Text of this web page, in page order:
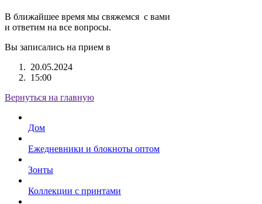
В ближайшее время мы свяжемся с вами
и ответим на все вопросы.
Вы записались на прием в
20.05.2024
15:00
Вернуться на главную
Дом
Ежедневники и блокноты оптом
Зонты
Коллекции с принтами